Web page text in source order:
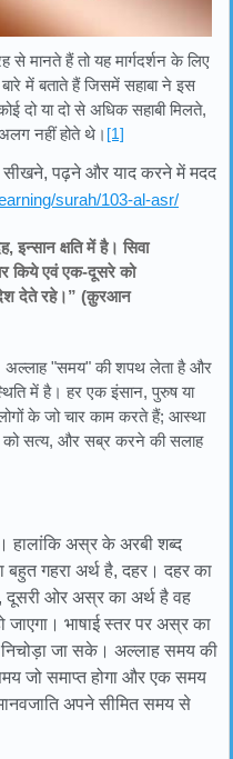
मानते हैं तो यह मार्गदर्शन के लिए
में बताते हैं जिसमें सहाबा ने इस
दो या दो से अधिक सहाबी मिलते,
नहीं होते थे। [1]
पढ़ने और याद करने में मदद
surah/103-al-asr/
क्षति में है। सिवा
किये एवं एक-दूसरे को
देते रहे।” (क़ुरआन
अल्लाह "समय" की शपथ लेता है और
में है। हर एक इंसान, पुरुष या
के जो चार काम करते हैं; आस्था
सत्य, और सब्र करने की सलाह
अस्र के अरबी शब्द
गहरा अर्थ है, दहर। दहर का
दूसरी ओर अस्र का अर्थ है वह
जाएगा। भाषाई स्तर पर अस्र का
निचोड़ा जा सके। अल्लाह समय की
जो समाप्त होगा और एक समय
अपने सीमित समय से